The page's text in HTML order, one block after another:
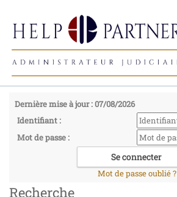
Dernière mise à jour : 07/08/2026
Identifiant :
Mot de passe :
Mot de passe oublié ?
Recherche